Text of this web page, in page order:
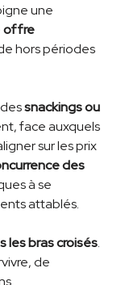
une
offre
hors périodes
dessnackings ou
face auxquels
sur les prix
des
à se
attablés.
les bras croisés.
de